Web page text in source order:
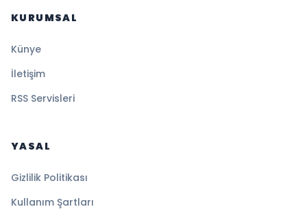
KURUMSAL
Künye
İletişim
RSS Servisleri
YASAL
Gizlilik Politikası
Kullanım Şartları